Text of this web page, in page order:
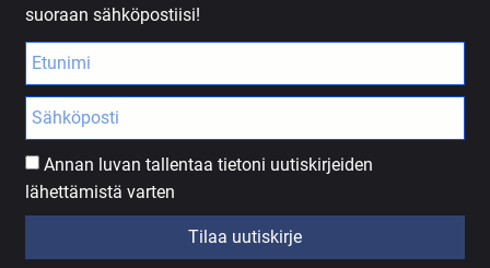
suoraan sähköpostiisi!
Annan luvan tallentaa tietoni uutiskirjeiden
lähettämistä varten
Tilaa uutiskirje